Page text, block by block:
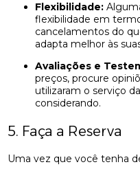
Flexibilidade:
flexibilidade em
cancelamentos do
adapta melhor às
Avaliações e
preços, procure
utilizaram o serviço
considerando.
5. Faça a Reserva
Uma vez que você tenha